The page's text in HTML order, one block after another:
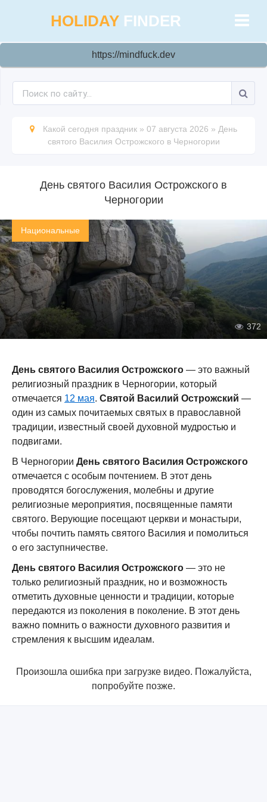
HOLIDAY FINDER
https://mindfuck.dev
Какой сегодня праздник » 07 августа 2026 » День
святого Василия Острожского в Черногории
День святого Василия Острожского в
Черногории
Национальные
372
День святого Василия Острожского — это важный
религиозный праздник в Черногории, который
отмечается 12 мая. Святой Василий Острожский —
один из самых почитаемых святых в православной
традиции, известный своей духовной мудростью и
подвигами.
В Черногории День святого Василия Острожского
отмечается с особым почтением. В этот день
проводятся богослужения, молебны и другие
религиозные мероприятия, посвященные памяти
святого. Верующие посещают церкви и монастыри,
чтобы почтить память святого Василия и помолиться
о его заступничестве.
День святого Василия Острожского — это не
только религиозный праздник, но и возможность
отметить духовные ценности и традиции, которые
передаются из поколения в поколение. В этот день
важно помнить о важности духовного развития и
стремления к высшим идеалам.
Произошла ошибка при загрузке видео. Пожалуйста,
попробуйте позже.